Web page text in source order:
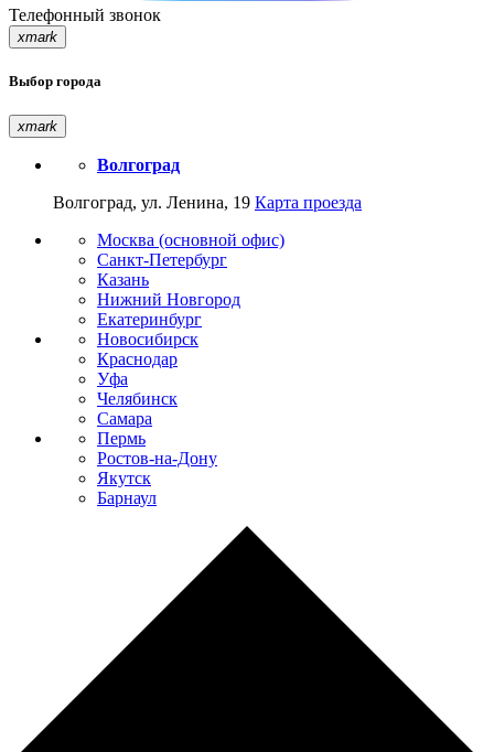
Телефонный звонок
xmark
Выбор города
xmark
Волгоград
Волгоград, ул. Ленина, 19 Карта проезда
Москва (основной офис)
Санкт-Петербург
Казань
Нижний Новгород
Екатеринбург
Новосибирск
Краснодар
Уфа
Челябинск
Самара
Пермь
Ростов-на-Дону
Якутск
Барнаул